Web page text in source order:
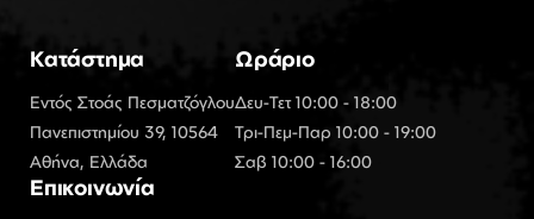
Κατάστημα
Εντός Στοάς Πεσματζόγλου
Πανεπιστημίου 39, 10564
Αθήνα, Ελλάδα
Ωράριο
Δευ-Τετ 10:00 - 18:00
Τρι-Πεμ-Παρ 10:00 - 19:00
Σαβ 10:00 - 16:00
Επικοινωνία